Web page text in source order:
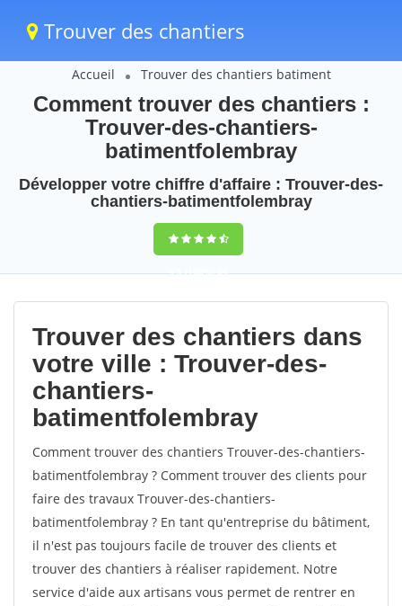
Trouver des chantiers
Accueil Trouver des chantiers batiment
Comment trouver des chantiers :
Trouver-des-chantiers-
batimentfolembray
Développer votre chiffre d'affaire : Trouver-des-
chantiers-batimentfolembray
9,5(100%)69
votes
Trouver des chantiers dans
votre ville : Trouver-des-
chantiers-
batimentfolembray
Comment trouver des chantiers Trouver-des-chantiers-
batimentfolembray ? Comment trouver des clients pour
faire des travaux Trouver-des-chantiers-
batimentfolembray ? En tant qu'entreprise du bâtiment,
il n'est pas toujours facile de trouver des clients et
trouver des chantiers à réaliser rapidement. Notre
service d'aide aux artisans vous permet de rentrer en